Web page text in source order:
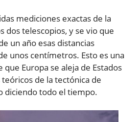
mediciones exactas de la
dos telescopios, y se vio que
un año esas distancias
unos centímetros. Esto es una
Europa se aleja de Estados
de la tectónica de
diciendo todo el tiempo.